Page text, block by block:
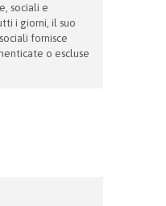
sociali e
i giorni, il suo
fornisce
o escluse